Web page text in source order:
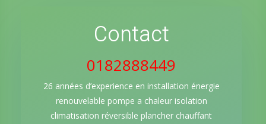
Contact
0182888449
26 années d’experience en installation énergie
renouvelable pompe a chaleur isolation
climatisation réversible plancher chauffant